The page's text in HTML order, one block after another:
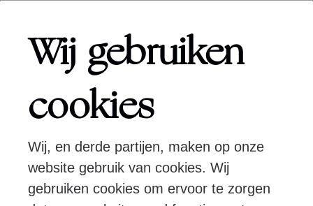
Wij gebruiken
cookies
Wij, en derde partijen, maken op onze
website gebruik van cookies. Wij
gebruiken cookies om ervoor te zorgen
Programma’s
Over ons
Programmeurs Contact